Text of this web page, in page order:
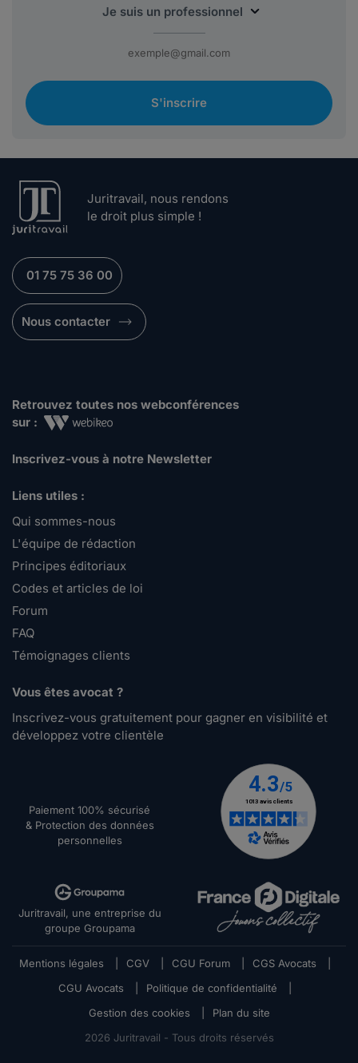
S'inscrire
Juritravail, nous rendons
le droit plus simple !
01 75 75 36 00
Nous contacter
Retrouvez toutes nos webconférences
sur :
Inscrivez-vous à notre Newsletter
Liens utiles :
Qui sommes-nous
L'équipe de rédaction
Principes éditoriaux
Codes et articles de loi
Forum
FAQ
Témoignages clients
Vous êtes avocat ?
Inscrivez-vous gratuitement pour gagner en visibilité et
développez votre clientèle
Paiement 100% sécurisé
& Protection des données
personnelles
Juritravail, une entreprise du
groupe Groupama
Mentions légales CGV CGU Forum CGS Avocats
CGU Avocats
Politique de confidentialité
Gestion des cookies
Plan du site
2026 Juritravail - Tous droits réservés